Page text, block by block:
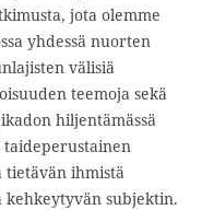
jota olemme
yhdessä nuorten
välisiä
teemoja sekä
hiljentämässä
tietävän ihmistä
kehkeytyvän subjektin.